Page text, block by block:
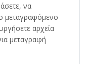
να
μεταγραφόμενο
αρχεία
μεταγραφή